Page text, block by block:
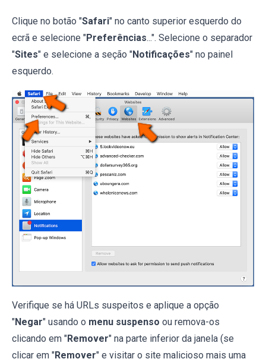
Clique no botão "Safari" no canto superior esquerdo do
ecrã e selecione "Preferências...". Selecione o separador
"Sites" e selecione a seção "Notificações" no painel
esquerdo.
Verifique se há URLs suspeitos e aplique a opção
"Negar" usando o menu suspenso ou remova-os
clicando em "Remover" na parte inferior da janela (se
clicar em "Remover" e visitar o site malicioso mais uma